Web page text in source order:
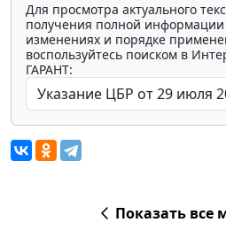
Для просмотра актуального
получения полной информации
изменениях и порядке
воспользуйтесь поиском в
ГАРАНТ:
Показать все